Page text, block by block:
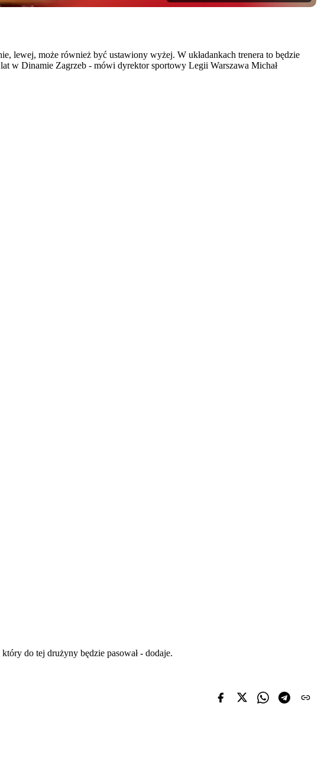
lewej, może również być ustawiony wyżej. W układankach trenera to będzie
w Dinamie Zagrzeb - mówi dyrektor sportowy Legii Warszawa Michał
do tej drużyny będzie pasował - dodaje.